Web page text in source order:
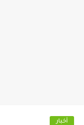
أخبار